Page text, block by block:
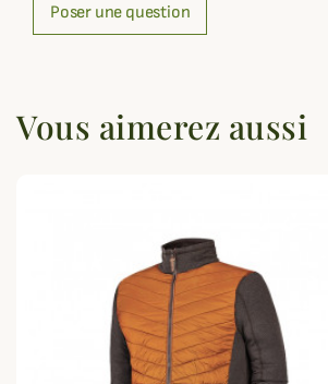
Poser une question
Vous aimerez aussi